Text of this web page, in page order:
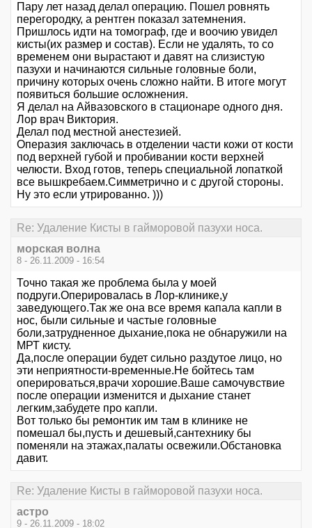
Пару лет назад делал операцию. Пошел ровнять
перегородку, а рентген показал затемнения.
Пришлось идти на томограф, где и воочию увидел
кисты(их размер и состав). Если не удалять, то со
временем они вырастают и давят на слизистую
пазухи и начинаются сильные головные боли,
причину которых очень сложно найти. В итоге могут
появиться большие осложнения.
Я делал на Айвазовского в стационаре одного дня.
Лор врач Виктория.
Делал под местной анестезией.
Операзия заключась в отделении части кожи от кости
под верхней губой и пробивании кости верхней
челюсти. Вход готов, теперь специальной лопаткой
все вышкребаем.Симметрично и с другой стороны.
Ну это если утрированно. )))
Re: Удаление Кисты в гайморовой пазухи носа.
морская волна
8 - 26.11.2009 - 16:54
Точно такая же проблема была у моей
подруги.Оперировалась в Лор-клинике,у
заведующего.Так же она все время капала капли в
нос, были сильные и частые головные
боли,затрудненное дыхание,пока не обнаружили на
МРТ кисту.
Да,после операции будет сильно раздутое лицо, но
эти неприятности-временные.Не бойтесь там
оперироваться,врачи хорошие.Ваше самочувствие
после операции изменится и дыхание станет
легким,забудете про капли.
Вот только бы ремонтик им там в клинике не
помешал бы,пусть и дешевый,сантехнику бы
поменяли на этажах,палаты освежили.Обстановка
давит.
Re: Удаление Кисты в гайморовой пазухи носа.
астро
9 - 26.11.2009 - 18:02